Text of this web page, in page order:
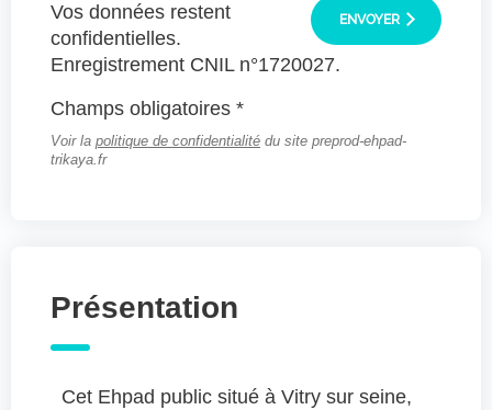
ENVOYER
Vos données restent
confidentielles.
Enregistrement CNIL n°1720027.
Champs obligatoires *
Voir la politique de confidentialité du site preprod-ehpad-
trikaya.fr
Présentation
Cet Ehpad public situé à Vitry sur seine,